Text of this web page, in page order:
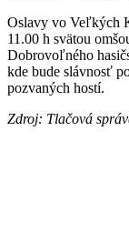
Oslavy vo Veľkých
11.00 h svätou
Dobrovoľného
kde bude slávnosť
pozvaných hostí.
Zdroj: Tlačová